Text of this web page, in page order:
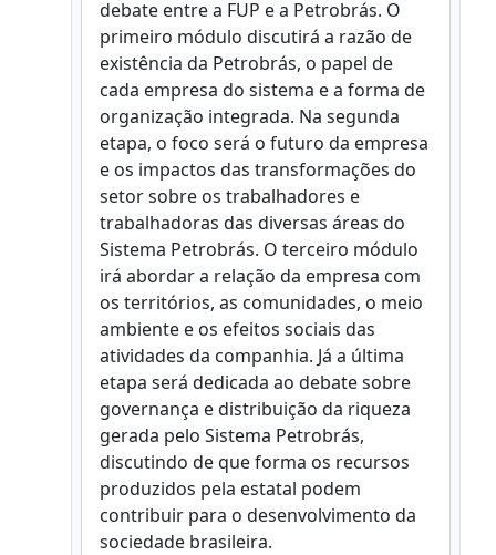
debate entre a FUP e a Petrobrás. O
primeiro módulo discutirá a razão de
existência da Petrobrás, o papel de
cada empresa do sistema e a forma de
organização integrada. Na segunda
etapa, o foco será o futuro da empresa
e os impactos das transformações do
setor sobre os trabalhadores e
trabalhadoras das diversas áreas do
Sistema Petrobrás. O terceiro módulo
irá abordar a relação da empresa com
os territórios, as comunidades, o meio
ambiente e os efeitos sociais das
atividades da companhia. Já a última
etapa será dedicada ao debate sobre
governança e distribuição da riqueza
gerada pelo Sistema Petrobrás,
discutindo de que forma os recursos
produzidos pela estatal podem
contribuir para o desenvolvimento da
sociedade brasileira.